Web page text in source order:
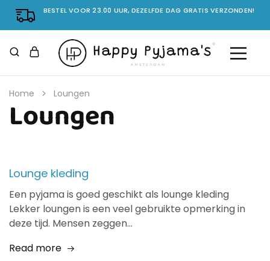
BESTEL VOOR 23.00 UUR, DEZELFDE DAG GRATIS VERZONDEN!
Home Loungen
Loungen
Lounge kleding
Een pyjama is goed geschikt als lounge kleding
Lekker loungen is een veel gebruikte opmerking in
deze tijd. Mensen zeggen…
Read more